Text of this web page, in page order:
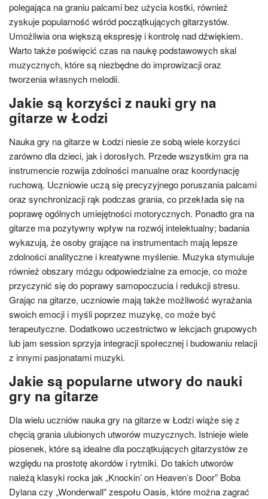
polegająca na graniu palcami bez użycia kostki, również
zyskuje popularność wśród początkujących gitarzystów.
Umożliwia ona większą ekspresję i kontrolę nad dźwiękiem.
Warto także poświęcić czas na naukę podstawowych skal
muzycznych, które są niezbędne do improwizacji oraz
tworzenia własnych melodii.
Jakie są korzyści z nauki gry na
gitarze w Łodzi
Nauka gry na gitarze w Łodzi niesie ze sobą wiele korzyści
zarówno dla dzieci, jak i dorosłych. Przede wszystkim gra na
instrumencie rozwija zdolności manualne oraz koordynację
ruchową. Uczniowie uczą się precyzyjnego poruszania palcami
oraz synchronizacji rąk podczas grania, co przekłada się na
poprawę ogólnych umiejętności motorycznych. Ponadto gra na
gitarze ma pozytywny wpływ na rozwój intelektualny; badania
wykazują, że osoby grające na instrumentach mają lepsze
zdolności analityczne i kreatywne myślenie. Muzyka stymuluje
również obszary mózgu odpowiedzialne za emocje, co może
przyczynić się do poprawy samopoczucia i redukcji stresu.
Grając na gitarze, uczniowie mają także możliwość wyrażania
swoich emocji i myśli poprzez muzykę, co może być
terapeutyczne. Dodatkowo uczestnictwo w lekcjach grupowych
lub jam session sprzyja integracji społecznej i budowaniu relacji
z innymi pasjonatami muzyki.
Jakie są popularne utwory do nauki
gry na gitarze
Dla wielu uczniów nauka gry na gitarze w Łodzi wiąże się z
chęcią grania ulubionych utworów muzycznych. Istnieje wiele
piosenek, które są idealne dla początkujących gitarzystów ze
względu na prostotę akordów i rytmiki. Do takich utworów
należą klasyki rocka jak „Knockin’ on Heaven’s Door” Boba
Dylana czy „Wonderwall” zespołu Oasis, które można zagrać